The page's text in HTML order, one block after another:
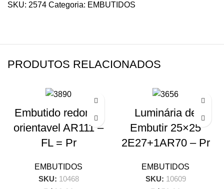
SKU: 2574 Categoria: EMBUTIDOS
PRODUTOS RELACIONADOS
Embutido redondo
orientavel AR111 –
FL = Pr
EMBUTIDOS
SKU: 10468
Luminária de
Embutir 25×25
2E27+1AR70 – Pr
EMBUTIDOS
SKU: 10609